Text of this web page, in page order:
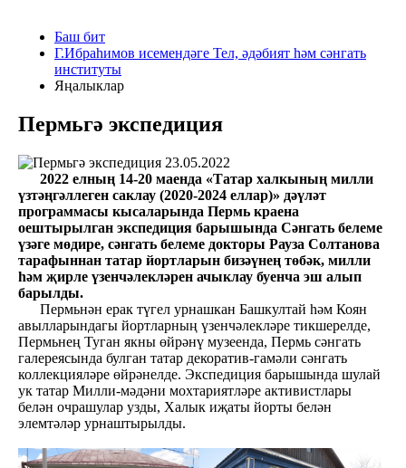
Баш бит
Г.Ибраһимов исемендәге Тел, әдәбият һәм сәнгать
институты
Яңалыклар
Пермьгә экспедиция
23.05.2022
2022 елның 14-20 маенда «Татар халкының милли
үзтәңгәллеген саклау (2020-2024 еллар)» дәүләт
программасы кысаларында Пермь краена
оештырылган экспедиция барышында Сәнгать белеме
үзәге мөдире, сәнгать белеме докторы Рауза Солтанова
тарафыннан татар йортларын бизәүнең төбәк, милли
һәм җирле үзенчәлекләрен ачыклау буенча эш алып
барылды.
Пермьнән ерак түгел урнашкан Башкултай һәм Коян
авылларындагы йортларның үзенчәлекләре тикшерелде,
Пермьнең Туган якны өйрәнү музеенда, Пермь сәнгать
галереясында булган татар декоратив-гамәли сәнгать
коллекцияләре өйрәнелде. Экспедиция барышында шулай
ук татар Милли-мәдәни мохтариятләре активистлары
белән очрашулар узды, Халык иҗаты йорты белән
элемтәләр урнаштырылды.